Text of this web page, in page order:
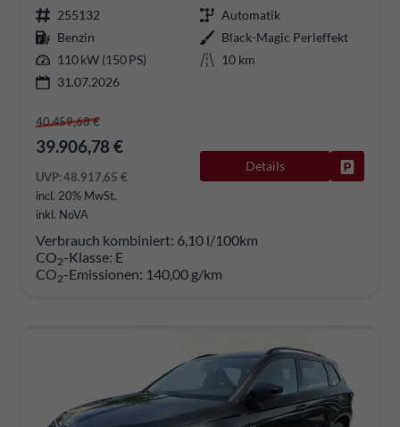
255132
Automatik
Benzin
Black-Magic Perleffekt
110 kW (150 PS)
10 km
31.07.2026
40.459,68 €
39.906,78 €
UVP:48.917,65 €
incl. 20% MwSt.
inkl. NoVA
Details
Verbrauch kombiniert: 6,10 l/100km
CO2-Klasse: E
CO2-Emissionen: 140,00 g/km